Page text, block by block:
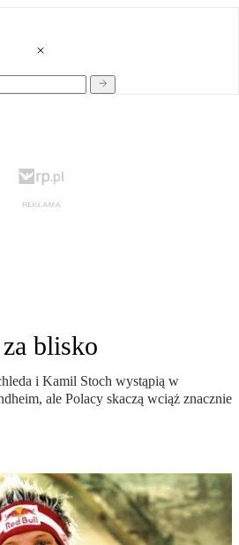
blisko
i Kamil Stoch wystąpią w
ale Polacy skaczą wciąż znacznie